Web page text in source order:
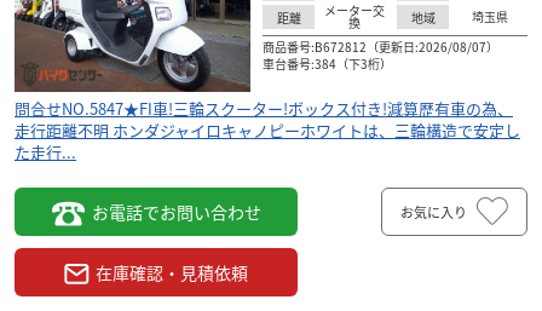
本体価格:49.50万円 （税込）
【期間限定8/1-8/31迄】 新店長統括就任記念祭！ 通常
車両価格から ★5万円プライスダウンキャンペーン★
堂々の開催です！ ※表示は値引後の価格...
距離
メーター交
換 地域
埼玉県
商品番号:B672812（更新日:2026/08/07）
車台番号:384（下3桁）
問合せNO.5847★FI車!三輪スクーター!ボックス付き!減算歴有車の為、
走行距離不明 ホンダジャイロキャノピーホワイトは、三輪構造で安定し
た走行...
お電話でお問い合わせ
在庫確認・見積依頼
お気に入り